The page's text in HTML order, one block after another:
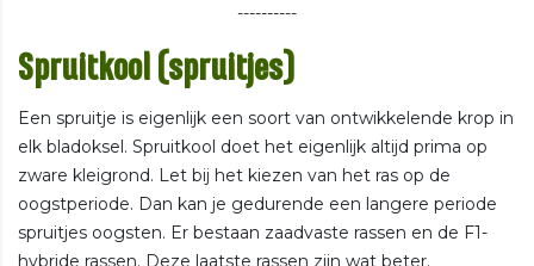
----------
Spruitkool (spruitjes)
Een spruitje is eigenlijk een soort van ontwikkelende krop in
elk bladoksel. Spruitkool doet het eigenlijk altijd prima op
zware kleigrond. Let bij het kiezen van het ras op de
oogstperiode. Dan kan je gedurende een langere periode
spruitjes oogsten. Er bestaan zaadvaste rassen en de F1-
hybride rassen. Deze laatste rassen zijn wat beter.